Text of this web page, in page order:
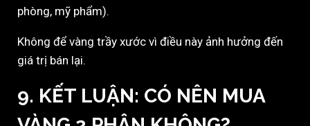
phòng, mỹ phẩm).
Không để vàng trầy xước vì điều này ảnh hưởng đến
giá trị bán lại.
9. KẾT LUẬN: CÓ NÊN MUA